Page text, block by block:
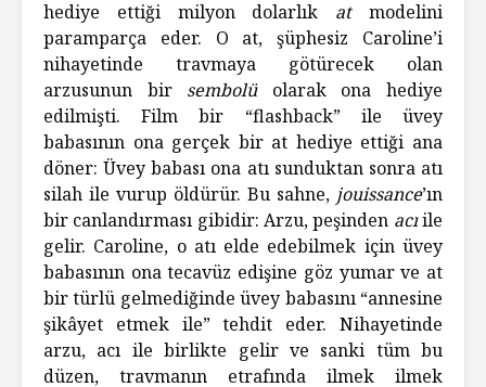
hediye ettiği milyon dolarlık atmodelini
paramparça eder. O at, şüphesiz Caroline’i
nihayetinde travmaya götürecek olan
arzusunun bir sembolü olarak ona hediye
edilmişti. Film bir “flashback” ile üvey
babasının ona gerçek bir at hediye ettiği ana
döner: Üvey babası ona atı sunduktan sonra atı
silah ile vurup öldürür. Bu sahne, jouissance’ın
bir canlandırması gibidir: Arzu, peşinden acıile
gelir. Caroline, o atı elde edebilmek için üvey
babasının ona tecavüz edişine göz yumar ve at
bir türlü gelmediğinde üvey babasını “annesine
şikâyet etmek ile” tehdit eder. Nihayetinde
arzu, acı ile birlikte gelir ve sanki tüm bu
düzen, travmanın etrafında ilmek ilmek